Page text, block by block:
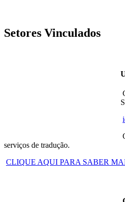
Setores Vinculados
serviços de tradução.
CLIQUE AQUI PARA SABER